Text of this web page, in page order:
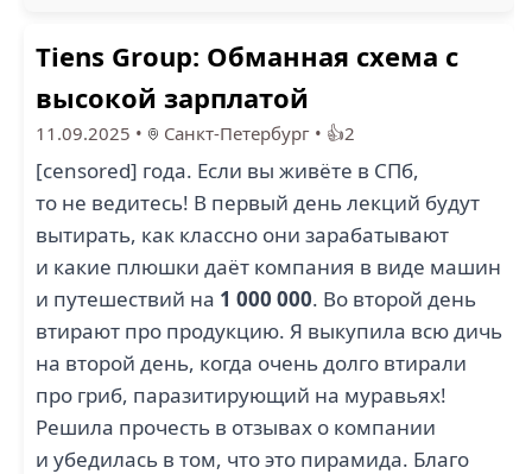
Tiens Group: Обманная схема с
высокой зарплатой
11.09.2025 • Санкт-Петербург • 👍2
[censored] года. Если вы живёте в СПб,
то не ведитесь! В первый день лекций будут
вытирать, как классно они зарабатывают
и какие плюшки даёт компания в виде машин
и путешествий на 1 000 000. Во второй день
втирают про продукцию. Я выкупила всю дичь
на второй день, когда очень долго втирали
про гриб, паразитирующий на муравьях!
Решила прочесть в отзывах о компании
и убедилась в том, что это пирамида. Благо